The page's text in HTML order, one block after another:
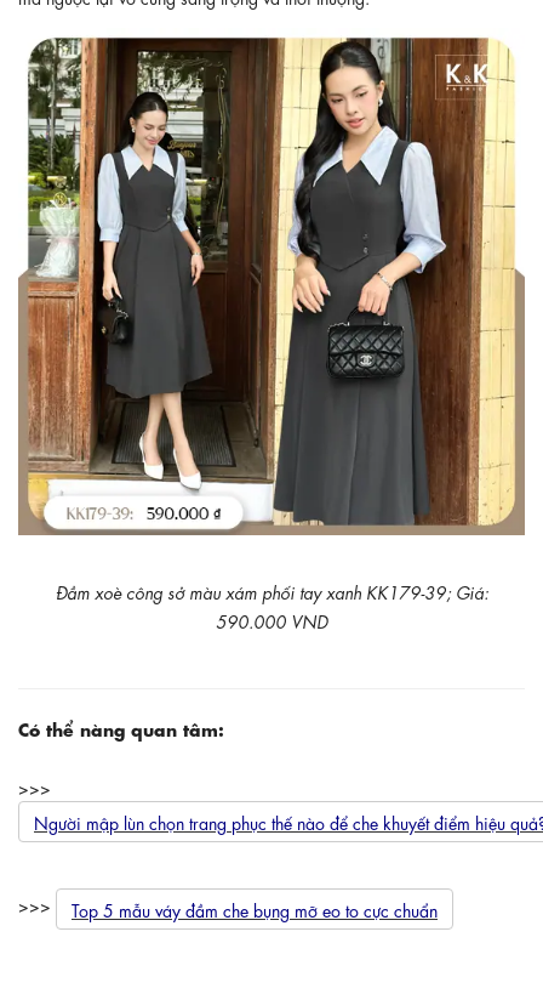
Đầm xoè công sở màu xám phối tay xanh KK179-39; Giá:
590.000 VND
Có thể nàng quan tâm:
>>>
Người mập lùn chọn trang phục thế nào để che khuyết điểm hiệu
>>> Top 5 mẫu váy đầm che bụng mỡ eo to cực chuẩn